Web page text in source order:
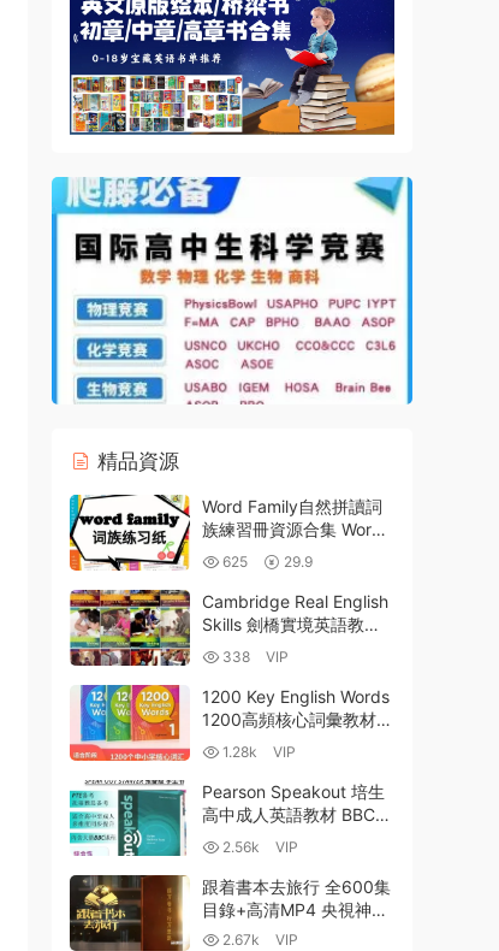
精品資源
Word Family自然拼讀詞
族練習冊資源合集 Word
Family Stories and
Activities+Sliders+Lavini
a Pop 百度網盤下載
625 29.9
Cambridge Real English
Skills 劍橋實境英語教材
英文版 PDF電子版學生書
+答案+教師筆記 MP3音
頻 百度網盤下載
338 VIP
1200 Key English Words
1200高頻核心詞彙教材深
度解析與對比評測 PDF教
材+MP3音頻+答案+詞彙
表 百度網盤下載
1.28k VIP
Pearson Speakout 培生
高中成人英語教材 BBC綜
合性英語聽說教材PDF 學
生用書 教師用書 練習冊
MP3音頻 MP4視頻 百度
網盤
2.56k VIP
跟着書本去旅行 全600集
目錄+高清MP4 央視神級
紀錄片 中小學大語文學習
2.67k VIP